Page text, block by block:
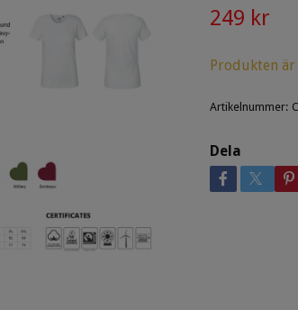
249 kr
Produkten
Artikelnummer:
Dela